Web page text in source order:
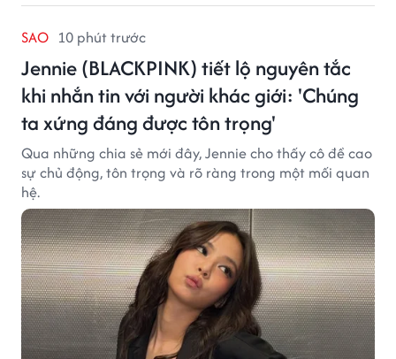
SAO 10 phút trước
Jennie (BLACKPINK) tiết lộ nguyên tắc
khi nhắn tin với người khác giới: 'Chúng
ta xứng đáng được tôn trọng'
Qua những chia sẻ mới đây, Jennie cho thấy cô đề cao
sự chủ động, tôn trọng và rõ ràng trong một mối quan
hệ.